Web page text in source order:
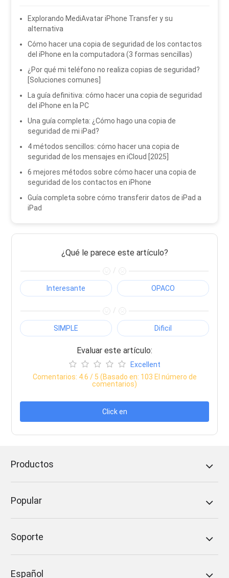
Explorando MediAvatar iPhone Transfer y su
alternativa
Cómo hacer una copia de seguridad de los contactos
del iPhone en la computadora (3 formas sencillas)
¿Por qué mi teléfono no realiza copias de seguridad?
[Soluciones comunes]
La guía definitiva: cómo hacer una copia de seguridad
del iPhone en la PC
Una guía completa: ¿Cómo hago una copia de
seguridad de mi iPad?
4 métodos sencillos: cómo hacer una copia de
seguridad de los mensajes en iCloud [2025]
6 mejores métodos sobre cómo hacer una copia de
seguridad de los contactos en iPhone
Guía completa sobre cómo transferir datos de iPad a
iPad
¿Qué le parece este artículo?
/
Interesante OPACO
/
SIMPLE Dificil
Evaluar este artículo:
Excellent
Comentarios: 4.6 / 5 (Basado en: 103 El número de
comentarios)
Click en
Productos
Popular
Soporte
Español